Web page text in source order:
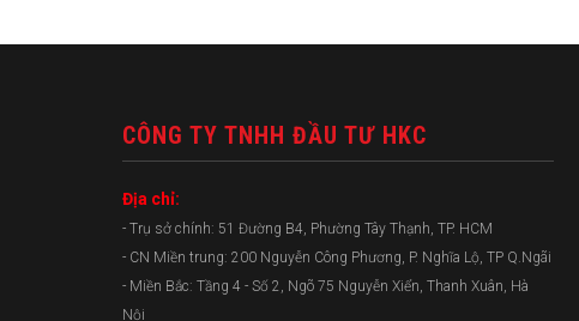
CÔNG TY TNHH ĐẦU TƯ HKC
Địa chỉ:
- Trụ sở chính: 51 Đường B4, Phường Tây Thạnh, TP. HCM
- CN Miền trung: 200 Nguyễn Công Phương, P. Nghĩa Lộ, TP Q.Ngãi
- Miền Bắc: Tầng 4 - Số 2, Ngõ 75 Nguyễn Xiển, Thanh Xuân, Hà
Nội